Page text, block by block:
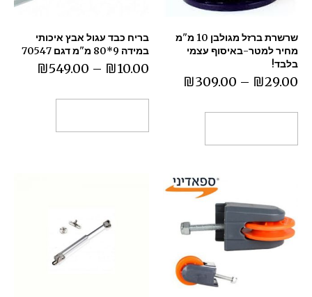
שרשרת ברזל מגולבן 10 מ"מ
מחיר למטר-באיסוף עצמי
בלבד!
₪29.00
–
₪309.00
בריח כבד עגול אבץ איכותי
במידה 9*80 מ"מ דגם 70547
₪10.00
–
₪549.00